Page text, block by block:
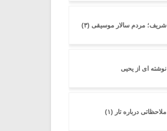
شریف؛ مردم سالار موسیقی (۳)
نوشته ای از یحیی
ملاحظاتی درباره تار (۱)